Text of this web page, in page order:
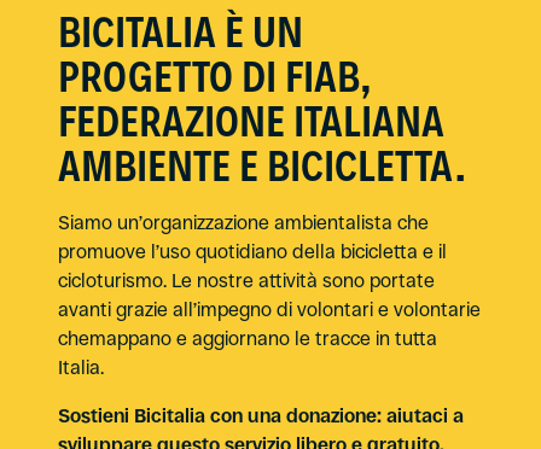
BICITALIA È UN
PROGETTO DI FIAB,
FEDERAZIONE ITALIANA
AMBIENTE E BICICLETTA.
Siamo un’organizzazione ambientalista che
promuove l’uso quotidiano della bicicletta e il
cicloturismo. Le nostre attività sono portate
avanti grazie all’impegno di volontari e volontarie
chemappano e aggiornano le tracce in tutta
Italia.
Sostieni Bicitalia con una donazione: aiutaci a